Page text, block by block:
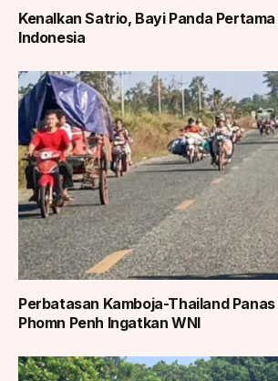
Kenalkan Satrio, Bayi Panda
Indonesia
Perbatasan Kamboja-Thailand Panas
Phomn Penh Ingatkan WNI